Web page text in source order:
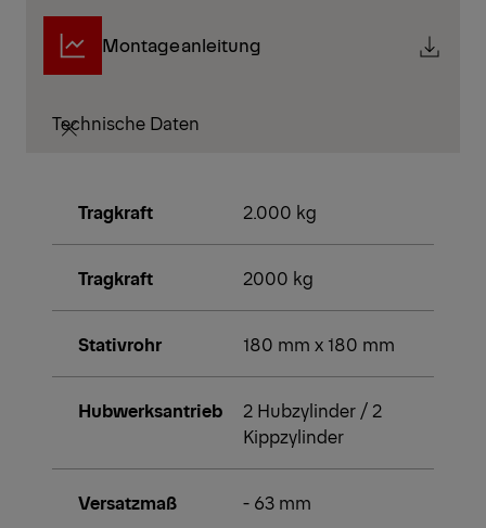
Montageanleitung
Technische Daten
Tragkraft 2.000 kg
Tragkraft 2000 kg
Stativrohr 180 mm x 180 mm
Hubwerksantrieb
2 Hubzylinder / 2
Kippzylinder
Versatzmaß - 63 mm